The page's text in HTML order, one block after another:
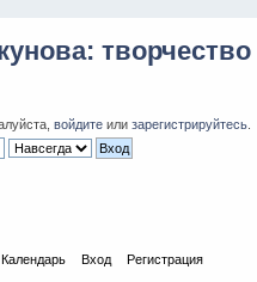
войдите или зарегистрируйтесь
Календарь Вход Регистрация